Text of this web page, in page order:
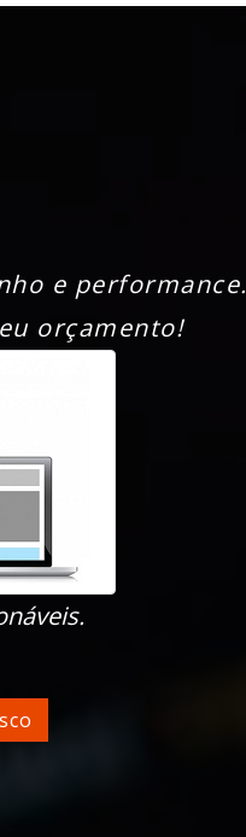
e performance.
orçamento!